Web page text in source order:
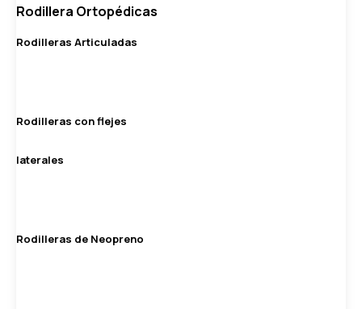
Rodillera Ortopédicas
Rodilleras Articuladas
Rodilleras con flejes
laterales
Rodilleras de Neopreno